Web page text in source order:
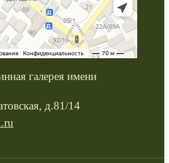
галерея имени
д.81/14